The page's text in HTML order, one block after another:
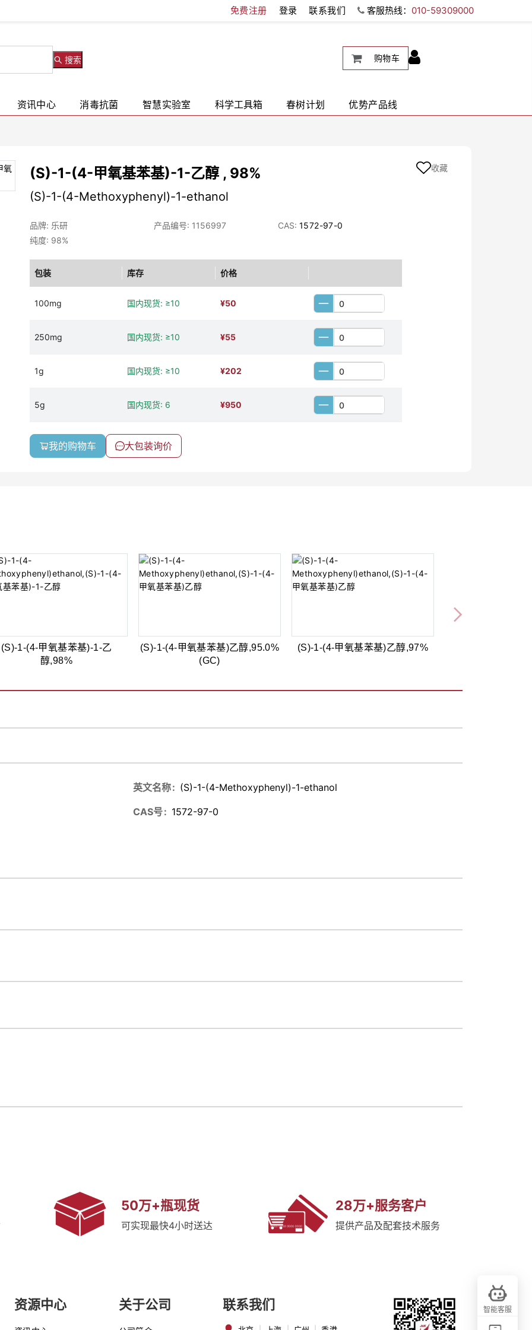
免费注册 登录 联系我们 客服热线： 010-59309000
搜索 购物车
资讯中心 消毒抗菌 智慧实验室 科学工具箱 春树计划 优势产品线
(S)-1-(4-甲氧基苯基)-1-乙醇 , 98%
(S)-1-(4-Methoxyphenyl)-1-ethanol
品牌: 乐研 产品编号: 1156997 CAS: 1572-97-0
纯度: 98%
包装 库存 价格
100mg 国内现货: ≥10 ¥50
250mg 国内现货: ≥10 ¥55
1g 国内现货: ≥10 ¥202
5g 国内现货: 6 ¥950
我的购物车 大包装询价
收藏
(S)-1-(4-甲氧基苯基)-1-乙
醇,98%
(S)-1-(4-甲氧基苯基)乙醇,95.0%
(GC)
(S)-1-(4-甲氧基苯基)乙醇,97%
英文名称 (S)-1-(4-Methoxyphenyl)-1-ethanol
CAS号 1572-97-0
50万+瓶现货
可实现最快4小时送达
28万+服务客户
提供产品及配套技术服务
资源中心 关于公司 联系我们 智能客服